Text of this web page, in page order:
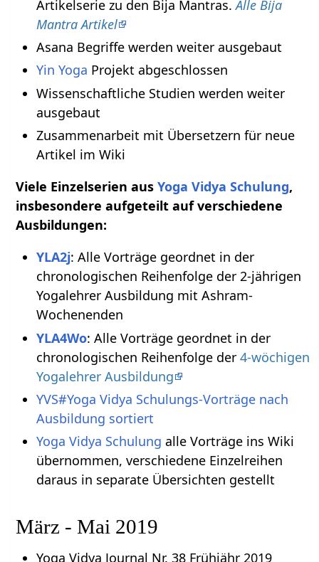
Artikelserie zu den Bija Mantras.Alle Bija
Mantra Artikel
Asana Begriffe werden weiter ausgebaut
Yin Yoga Projekt abgeschlossen
Wissenschaftliche Studien werden weiter
ausgebaut
Zusammenarbeit mit Übersetzern für neue
Artikel im Wiki
Viele Einzelserien ausYoga Vidya Schulung,
insbesondere aufgeteilt auf verschiedene
Ausbildungen:
YLA2j: Alle Vorträge geordnet in der
chronologischen Reihenfolge der 2-jährigen
Yogalehrer Ausbildung mit Ashram-
Wochenenden
YLA4Wo: Alle Vorträge geordnet in der
chronologischen Reihenfolge der 4-wöchigen
Yogalehrer Ausbildung
YVS#Yoga Vidya Schulungs-Vorträge nach
Ausbildung sortiert
Yoga Vidya Schulung alle Vorträge ins Wiki
übernommen, verschiedene Einzelreihen
daraus in separate Übersichten gestellt
März - Mai 2019
Yoga Vidya Journal Nr. 38 Frühjähr 2019